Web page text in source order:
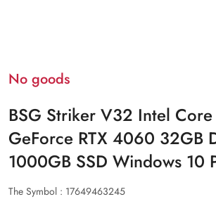
No goods
BSG Striker V32 Intel
GeForce RTX 4060 32GB
1000GB SSD Windows 10
The Symbol : 17649463245